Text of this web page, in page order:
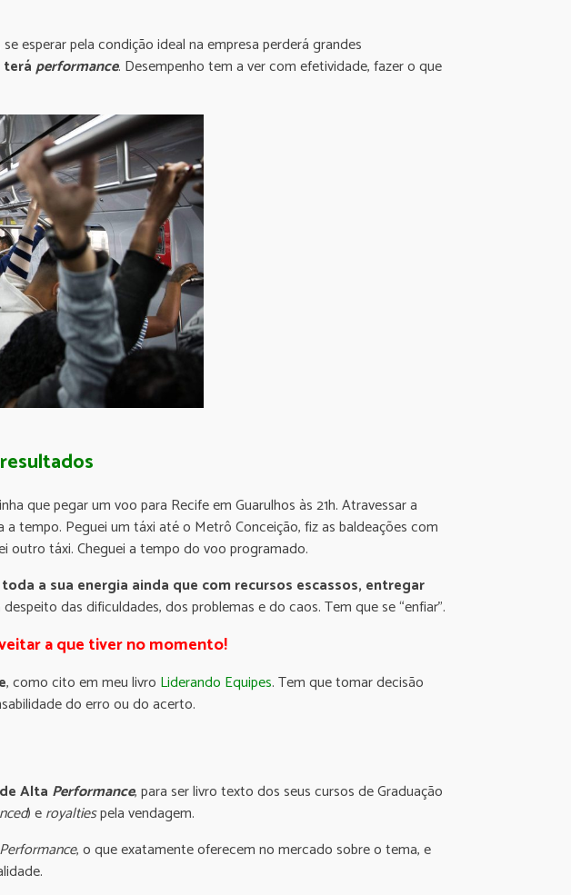
esperar pela condição ideal na empresa perderá grandes
performance. Desempenho tem a ver com efetividade, fazer o que
que pegar um voo para Recife em Guarulhos às 21h. Atravessar a
tempo. Peguei um táxi até o Metrô Conceição, fiz as baldeações com
outro táxi. Cheguei a tempo do voo programado.
a sua energia ainda que com recursos escassos, entregar
das dificuldades, dos problemas e do caos. Tem que se “enfiar”.
a que tiver no momento!
, como cito em meu livro Liderando Equipes. Tem que tomar decisão
do erro ou do acerto.
Alta Performance, para ser livro texto dos seus cursos de Graduação
) eroyaltiespela vendagem.
Performance, o que exatamente oferecem no mercado sobre o tema, e